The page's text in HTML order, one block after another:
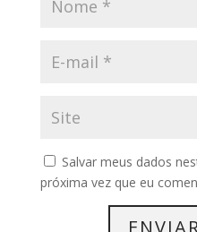
Salvar meus dados
próxima vez que eu